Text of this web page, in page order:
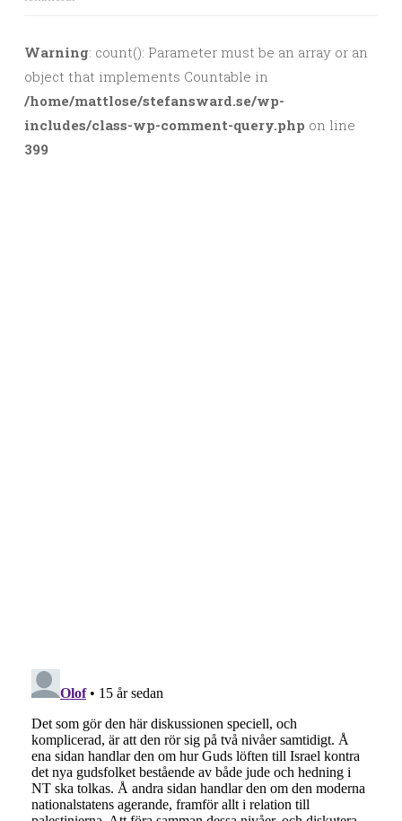
Warning: count(): Parameter must be an array or an
object that implements Countable in
/home/mattlose/stefansward.se/wp-
includes/class-wp-comment-query.php on line
399